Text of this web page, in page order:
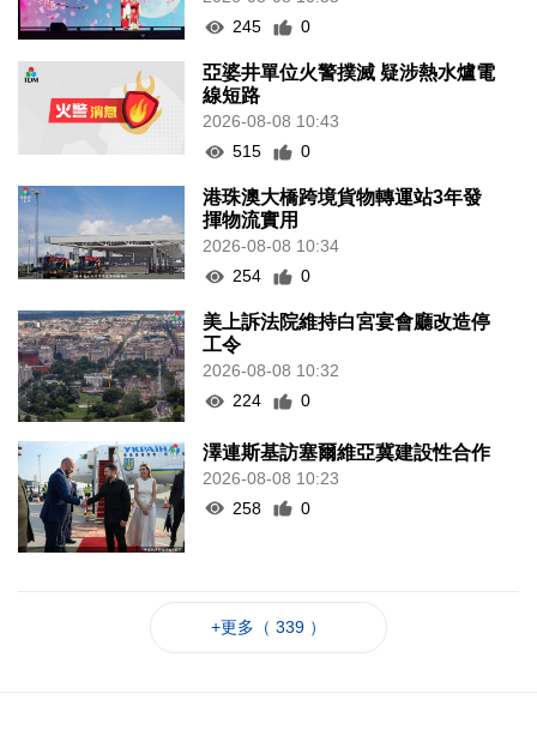
245
0
亞婆井單位火警撲滅 疑涉熱水爐電
線短路
2026-08-08 10:43
515
0
港珠澳大橋跨境貨物轉運站3年發
揮物流實用
2026-08-08 10:34
254
0
美上訴法院維持白宮宴會廳改造停
工令
2026-08-08 10:32
224
0
澤連斯基訪塞爾維亞冀建設性合作
2026-08-08 10:23
258
0
+更多（ 339 ）